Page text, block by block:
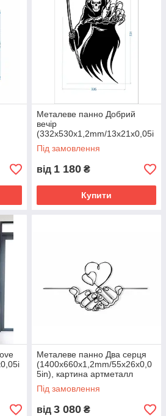
затишок та порядок.
декоративні металеві корзини для
ваш камін або піч, але й
та доставці дров.
для вашого будинку, ви
функціональність. Створіть
у вашому будинку з нашою колекцією
Металеве панно Добрий
вечір
(332x530x1,2mm/13x21x0,05i
n) , картина артметалл
Під замовлення
від 1 180 ₴
Купити
Металеве панно Два серця
(1400х660x1,2mm/55x26x0,0
5in), картина артметалл
Під замовлення
від 3 080 ₴